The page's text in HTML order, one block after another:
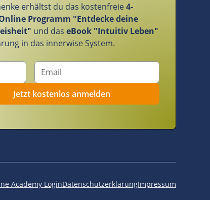
erhältst du das kostenfreie4-
Programm "Entdecke deine
und das eBook "Intuitiv Leben"
in das innerwise System.
Academy LoginDatenschutzerklärungImpressum